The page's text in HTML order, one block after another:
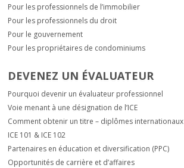
Pour les professionnels de l’immobilier
Pour les professionnels du droit
Pour le gouvernement
Pour les propriétaires de condominiums
DEVENEZ UN ÉVALUATEUR
Pourquoi devenir un évaluateur professionnel
Voie menant à une désignation de l’ICE
Comment obtenir un titre – diplômes internationaux
ICE 101 & ICE 102
Partenaires en éducation et diversification (PPC)
Opportunités de carrière et d’affaires